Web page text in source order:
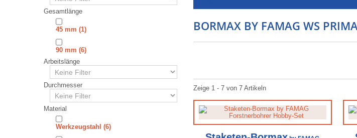
Gesamtlänge
45 mm (1)
90 mm (6)
Arbeitslänge
Durchmesser
Material
⁠⁠Werkzeugstahl (6)
BORMAX BY FAMAG WS
Zeige 1 - 7 von 7 Artikeln